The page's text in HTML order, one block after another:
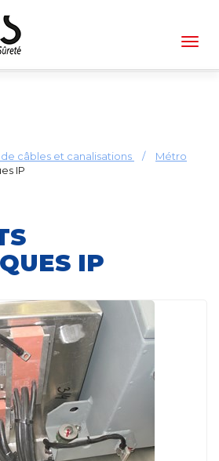
de câbles et canalisations /
Métro
IP
IP